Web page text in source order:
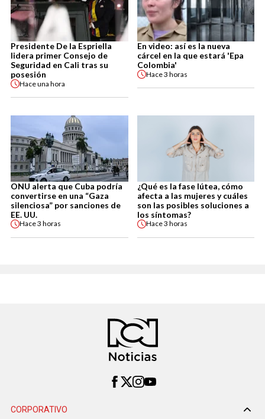
Presidente De la Espriella
lidera primer Consejo de
Seguridad en Cali tras su
posesión
Haceuna hora
En video: así es la nueva
cárcel en la que estará 'Epa
Colombia'
Hace3 horas
ONU alerta que Cuba podría
convertirse en una “Gaza
silenciosa” por sanciones de
EE. UU.
Hace3 horas
¿Qué es la fase lútea, cómo
afecta a las mujeres y cuáles
son las posibles soluciones a
los síntomas?
Hace3 horas
CORPORATIVO